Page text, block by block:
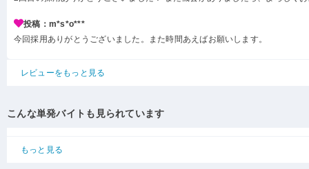
投稿：m*s*o***
今回採用ありがとうございました。また時間あえばお願いします。
レビューをもっと見る
こんな単発バイトも見られています
もっと見る